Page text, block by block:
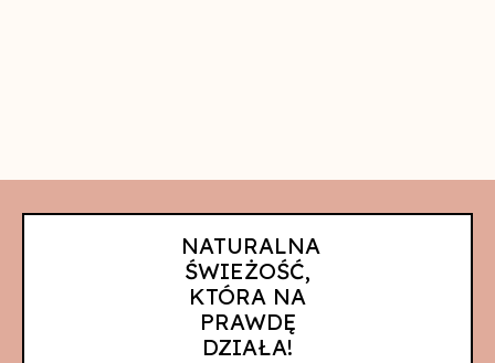
NATURALNA
ŚWIEŻOŚĆ,
KTÓRA NA
PRAWDĘ
DZIAŁA!